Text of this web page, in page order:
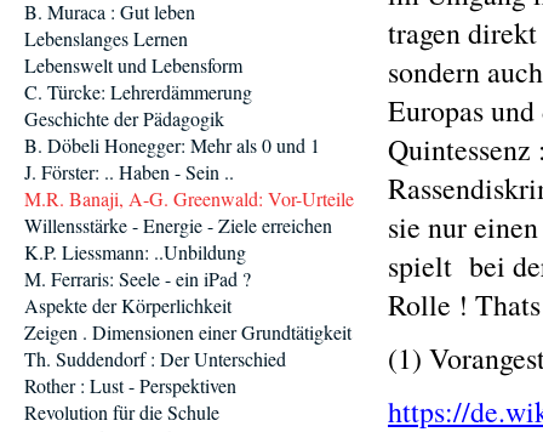
tragen
sondern
Europas
sie nur
spielt bei
Rolle !
(1)
https://
B. Muraca : Gut leben
Lebenslanges Lernen
Lebenswelt und Lebensform
C. Türcke: Lehrerdämmerung
Geschichte der Pädagogik
B. Döbeli Honegger: Mehr als 0 und 1
J. Förster: .. Haben - Sein ..
M.R. Banaji, A-G. Greenwald: Vor-Urteile
Willensstärke - Energie - Ziele erreichen
K.P. Liessmann: ..Unbildung
M. Ferraris: Seele - ein iPad ?
Aspekte der Körperlichkeit
Zeigen . Dimensionen einer Grundtätigkeit
Th. Suddendorf : Der Unterschied
Rother : Lust - Perspektiven
Revolution für die Schule